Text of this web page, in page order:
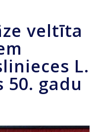
veltīta
L.
50. gadu